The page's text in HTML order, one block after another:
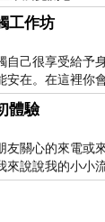
工作坊
自己很享受給予
安在。在這裡你
體驗
友關心的來電或
來說說我的小小